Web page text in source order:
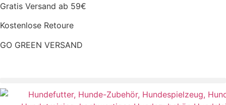
Zum
springen
Gratis Versand ab 59€
Kostenlose Retoure
GO GREEN VERSAND